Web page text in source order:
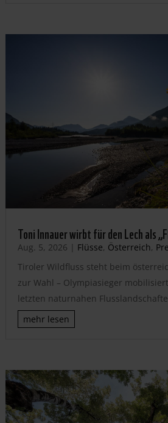
Toni Innauer wirbt für den Lech als
Aug. 5, 2026 | Flüsse, Österreich,
Tiroler Wildfluss steht beim
zur Wahl – Olympiasieger
letzten naturnahen
mehr lesen